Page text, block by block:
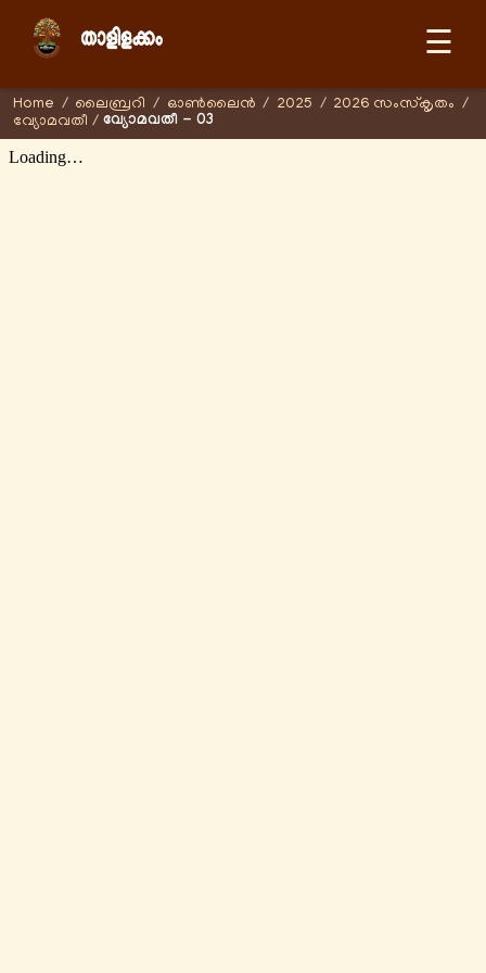
☰
Home / ലൈബ്രറി / ഓണ്‍ലൈന്‍ / 2025 / 2026 സംസ്കൃതം /
വ്യോമവതീ / വ്യോമവതീ - 03